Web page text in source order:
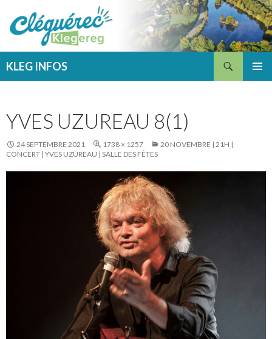
KLEG INFOS
YVES UZUREAU 8(1)
24 SEPTEMBRE 2021 1738 × 1257
20 NOVEMBRE | 21H |
CONCERT | YVES UZUREAU | SALLE DES FÊTES